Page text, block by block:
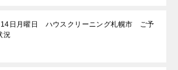
日月曜日 ハウスクリーニング札幌市 ご予
況